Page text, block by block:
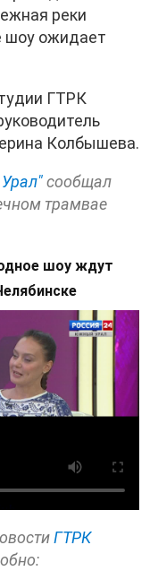
реки
шоу ожидает
ГТРК
Колбышева.
сообщал
трамвае
шоу ждут
ГТРК